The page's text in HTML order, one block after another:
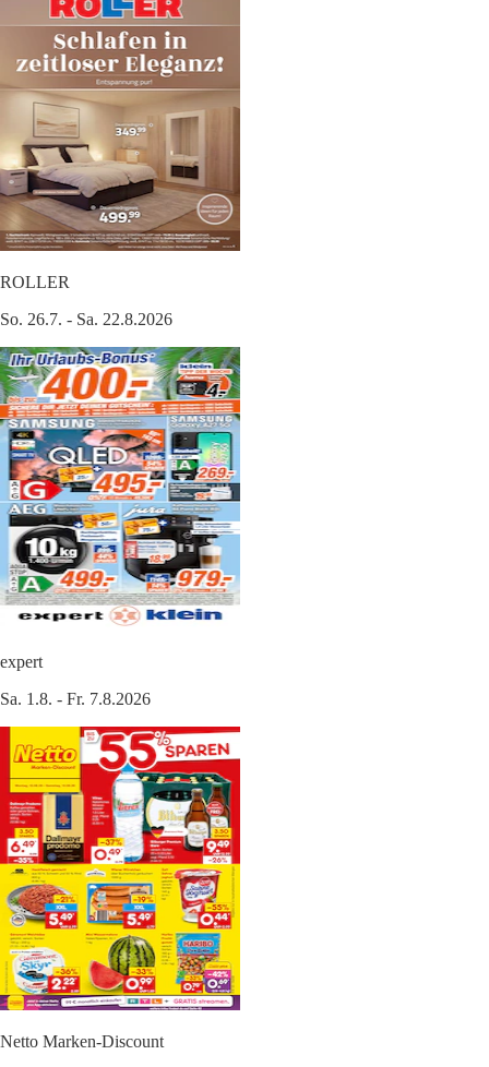
ROLLER
So. 26.7. - Sa. 22.8.2026
expert
Sa. 1.8. - Fr. 7.8.2026
Netto Marken-Discount